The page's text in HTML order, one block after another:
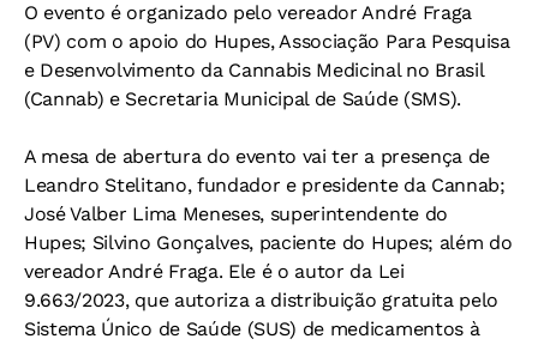
O evento é organizado pelo vereador André Fraga
(PV) com o apoio do Hupes, Associação Para Pesquisa
e Desenvolvimento da Cannabis Medicinal no Brasil
(Cannab) e Secretaria Municipal de Saúde (SMS).
A mesa de abertura do evento vai ter a presença de
Leandro Stelitano, fundador e presidente da Cannab;
José Valber Lima Meneses, superintendente do
Hupes; Silvino Gonçalves, paciente do Hupes; além do
vereador André Fraga. Ele é o autor da Lei
9.663/2023, que autoriza a distribuição gratuita pelo
Sistema Único de Saúde (SUS) de medicamentos à